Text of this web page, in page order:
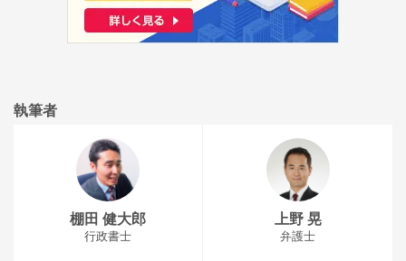
執筆者
棚田 健大郎
行政書士
上野 晃
弁護士